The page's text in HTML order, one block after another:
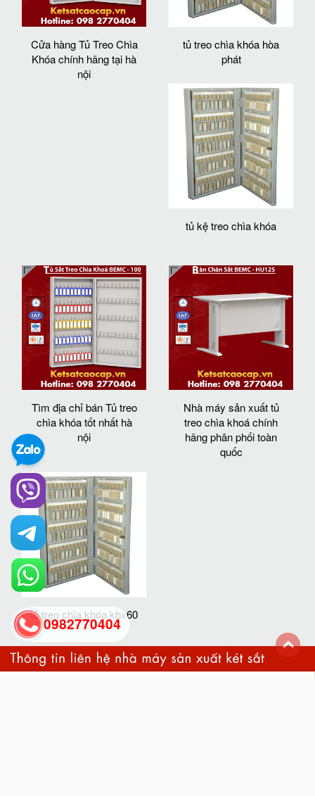
Cửa hàng Tủ Treo Chìa
Khóa chính hãng tại hà
nội
tủ treo chìa khóa hòa
phát
tủ kệ treo chìa khóa
Tìm địa chỉ bán Tủ treo
chìa khóa tốt nhất hà
nội
Nhà máy sản xuất tủ
treo chìa khoá chính
hãng phân phối toàn
quốc
tủ treo chìa khóa kbx60
0982770404
back